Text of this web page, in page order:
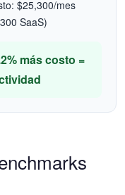
$25,300/mes
SaaS)
más costo =